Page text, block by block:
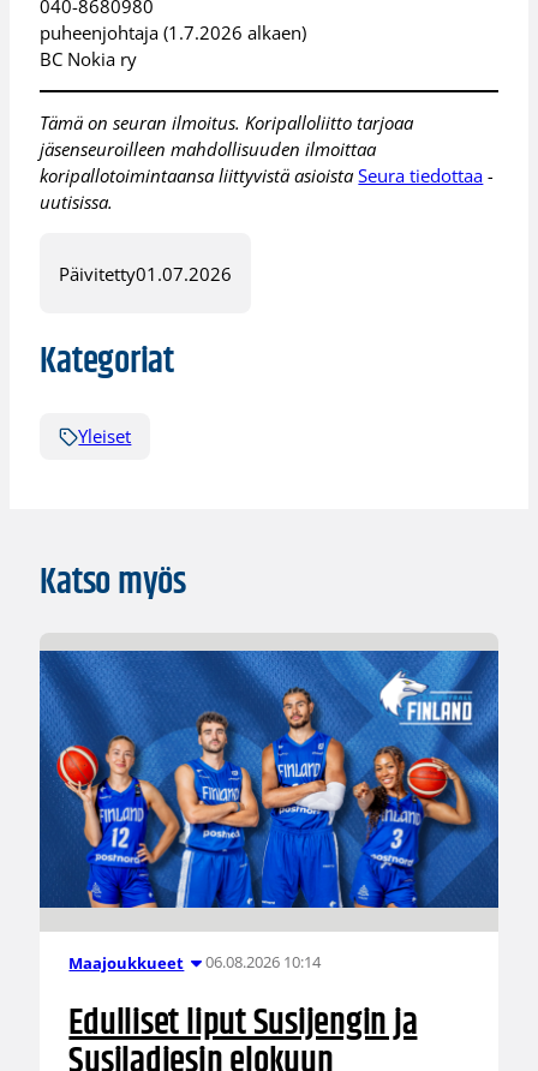
040-8680980
puheenjohtaja (1.7.2026 alkaen)
BC Nokia ry
Tämä on seuran ilmoitus. Koripalloliitto tarjoaa
jäsenseuroilleen mahdollisuuden ilmoittaa
koripallotoimintaansa liittyvistä asioistaSeura tiedottaa -
uutisissa.
Päivitetty01.07.2026
Kategoriat
Yleiset
Katso myös
Maajoukkueet 06.08.2026 10:14
Edulliset liput Susijengin ja